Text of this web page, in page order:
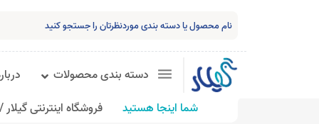
دسته بندی محصولات
شما اینجا هستید
فروشگاه اینترنتی گیلار /